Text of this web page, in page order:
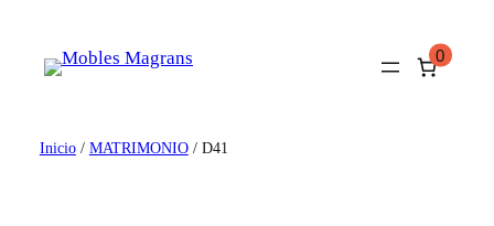
contenido
0
Inicio/ MATRIMONIO/ D41